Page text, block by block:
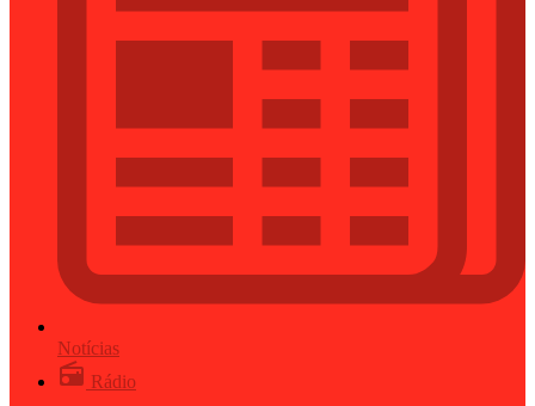
Notícias
Rádio